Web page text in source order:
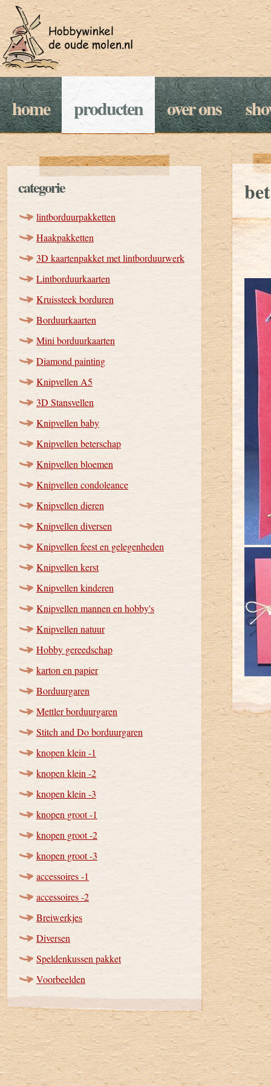
home producten over ons
categorie
lintborduurpakketten
Haakpakketten
3D kaartenpakket met lintborduurwerk
Lintborduurkaarten
Kruissteek borduren
Borduurkaarten
Mini borduurkaarten
Diamond painting
Knipvellen A5
3D Stansvellen
Knipvellen baby
Knipvellen beterschap
Knipvellen bloemen
Knipvellen condoleance
Knipvellen dieren
Knipvellen diversen
Knipvellen feest en gelegenheden
Knipvellen kerst
Knipvellen kinderen
Knipvellen mannen en hobby's
Knipvellen natuur
Hobby gereedschap
karton en papier
Borduurgaren
Mettler borduurgaren
Stitch and Do borduurgaren
knopen klein -1
knopen klein -2
knopen klein -3
knopen groot -1
knopen groot -2
knopen groot -3
accessoires -1
accessoires -2
Breiwerkjes
Diversen
Speldenkussen pakket
Voorbeelden